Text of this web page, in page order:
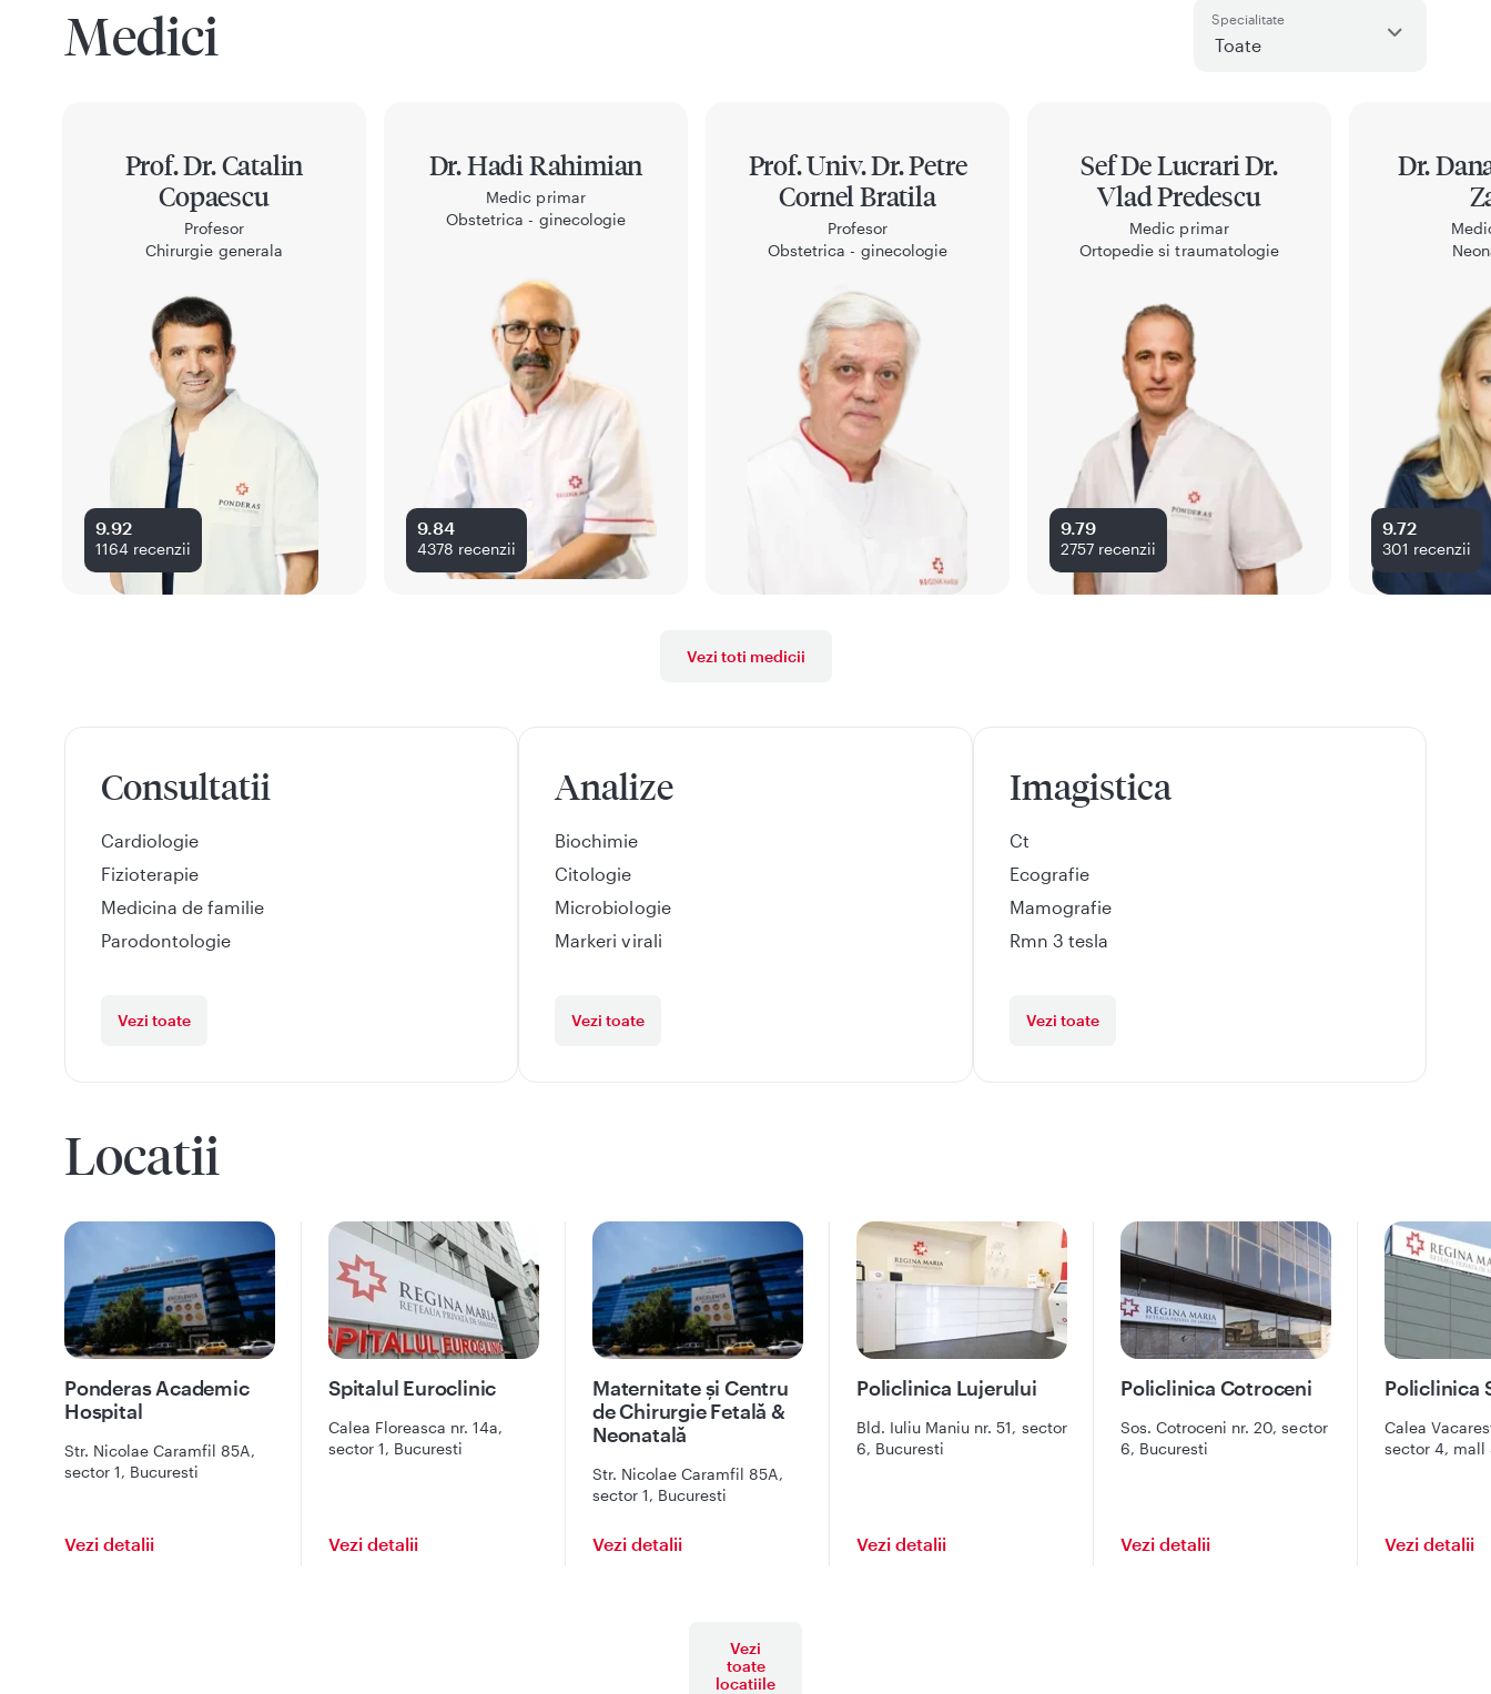
Medici Specialitate
Prof. Dr. Catalin
Copaescu
Profesor
Chirurgie generala
9.92
1164 recenzii
Dr. Hadi Rahimian
Medic primar
Obstetrica - ginecologie
9.84
4378 recenzii
Prof. Univ. Dr. Petre
Cornel Bratila
Profesor
Obstetrica - ginecologie
Sef De Lucrari Dr.
Vlad Predescu
Medic primar
Ortopedie si traumatologie
9.79
2757 recenzii
Dr.
9.72
301 recenzii
Vezi toti medicii
Consultatii
Cardiologie
Fizioterapie
Medicina de familie
Parodontologie
Vezi toate
Analize
Biochimie
Citologie
Microbiologie
Markeri virali
Vezi toate
Imagistica
Ct
Ecografie
Mamografie
Rmn 3 tesla
Vezi toate
Locatii
Ponderas Academic
Hospital
Str. Nicolae Caramfil 85A,
sector 1, Bucuresti
Vezi detalii
Spitalul Euroclinic
Calea Floreasca nr. 14a,
sector 1, Bucuresti
Vezi detalii
Maternitate și Centru
de Chirurgie Fetală &
Neonatală
Str. Nicolae Caramfil 85A,
sector 1, Bucuresti
Vezi detalii
Policlinica Lujerului
Bld. Iuliu Maniu nr. 51, sector
6, Bucuresti
Vezi detalii
Policlinica Cotroceni
Sos. Cotroceni nr. 20, sector
6, Bucuresti
Vezi detalii
Policlinica
Calea
sector 4, mall
Vezi detalii
Vezi
toate
locatiile